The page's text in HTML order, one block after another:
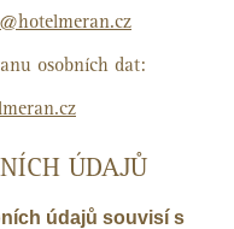
osobních dat:
ÚDAJŮ
údajů souvisí s